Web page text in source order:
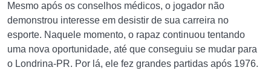
Mesmo após os conselhos médicos, o jogador não
demonstrou interesse em desistir de sua carreira no
esporte. Naquele momento, o rapaz continuou tentando
uma nova oportunidade, até que conseguiu se mudar para
o Londrina-PR. Por lá, ele fez grandes partidas após 1976.